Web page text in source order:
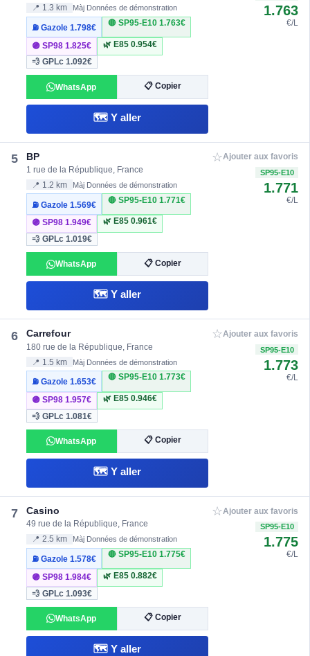
📍 1.3 km Màj Données de démonstration
⛽ Gazole1.798€
🔴 SP95-E10 1.763€
🟣 SP981.825€ 🌿 E85 0.954€
💨 GPLc1.092€
WhatsApp 📋 Copier
🗺️ Y aller
1.763
€/L
5 BP
1 rue de la République, France
📍 1.2 km Màj Données de démonstration
⛽ Gazole1.569€
🔴 SP95-E10 1.771€
🟣 SP981.949€ 🌿 E85 0.961€
💨 GPLc1.019€
WhatsApp 📋 Copier
🗺️ Y aller
☆Ajouter aux favoris
SP95-E10
1.771
€/L
6 Carrefour
180 rue de la République, France
📍 1.5 km Màj Données de démonstration
⛽ Gazole1.653€
🔴 SP95-E10 1.773€
🟣 SP981.957€ 🌿 E85 0.946€
💨 GPLc1.081€
WhatsApp 📋 Copier
🗺️ Y aller
☆Ajouter aux favoris
SP95-E10
1.773
€/L
7 Casino
49 rue de la République, France
📍 2.5 km Màj Données de démonstration
⛽ Gazole1.578€
🔴 SP95-E10 1.775€
🟣 SP981.984€ 🌿 E85 0.882€
💨 GPLc1.093€
WhatsApp 📋 Copier
🗺️ Y aller
☆Ajouter aux favoris
SP95-E10
1.775
€/L